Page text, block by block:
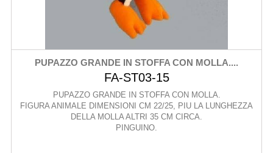
PUPAZZO GRANDE IN STOFFA CON MOLLA....
FA-ST03-15
PUPAZZO GRANDE IN STOFFA CON MOLLA.
FIGURA ANIMALE DIMENSIONI CM 22/25, PIU LA LUNGHEZZA
DELLA MOLLA ALTRI 35 CM CIRCA.
PINGUINO.